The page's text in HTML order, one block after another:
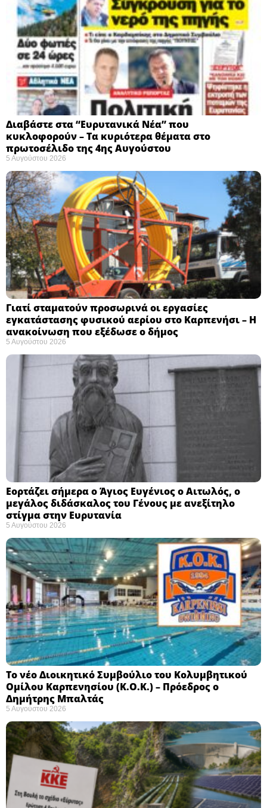
Διαβάστε στα “Ευρυτανικά Νέα” που
κυκλοφορούν – Τα κυριότερα θέματα στο
πρωτοσέλιδο της 4ης Αυγούστου
5 Αυγούστου 2026
Γιατί σταματούν προσωρινά οι εργασίες
εγκατάστασης φυσικού αερίου στο Καρπενήσι – Η
ανακοίνωση που εξέδωσε ο δήμος
5 Αυγούστου 2026
Εορτάζει σήμερα ο Άγιος Ευγένιος ο Αιτωλός, ο
μεγάλος διδάσκαλος του Γένους με ανεξίτηλο
στίγμα στην Ευρυτανία
5 Αυγούστου 2026
Το νέο Διοικητικό Συμβούλιο του Κολυμβητικού
Ομίλου Καρπενησίου (Κ.Ο.Κ.) – Πρόεδρος ο
Δημήτρης Μπαλτάς
5 Αυγούστου 2026